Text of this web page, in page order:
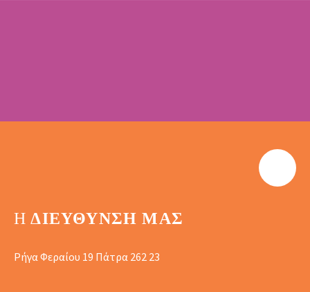
Η ΔΙΕΎΘΥΝΣΗ ΜΑΣ
Ρήγα Φεραίου 19 Πάτρα 262 23